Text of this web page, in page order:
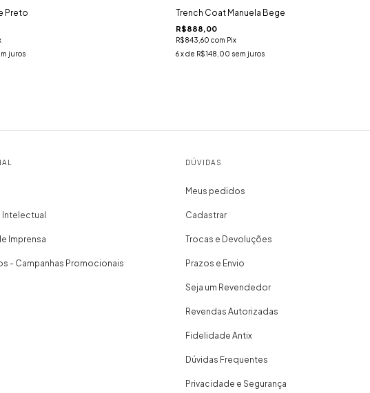
Preto
juros
Trench Coat Manuela Bege
R$888,00
R$843,60 com Pix
6 x de R$148,00 sem juros
Imprensa
- Campanhas Promocionais
DÚVIDAS
Meus pedidos
Cadastrar
Trocas e Devoluções
Prazos e Envio
Seja um Revendedor
Revendas Autorizadas
Fidelidade Antix
Dúvidas Frequentes
Privacidade e Segurança